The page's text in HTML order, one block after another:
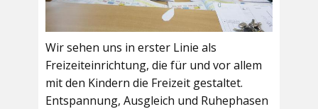
Wir sehen uns in erster Linie als
Freizeiteinrichtung, die für und vor allem
mit den Kindern die Freizeit gestaltet.
Entspannung, Ausgleich und Ruhephasen